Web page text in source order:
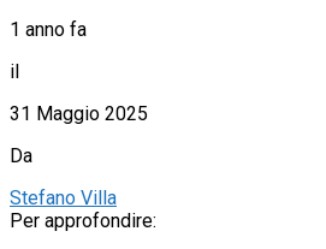
1 anno fa
il
31 Maggio 2025
Da
Stefano Villa
Per approfondire: